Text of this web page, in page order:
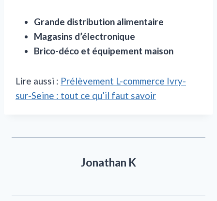
Grande distribution alimentaire
Magasins d’électronique
Brico-déco et équipement maison
Lire aussi : Prélèvement L-commerce Ivry-
sur-Seine : tout ce qu’il faut savoir
Jonathan K